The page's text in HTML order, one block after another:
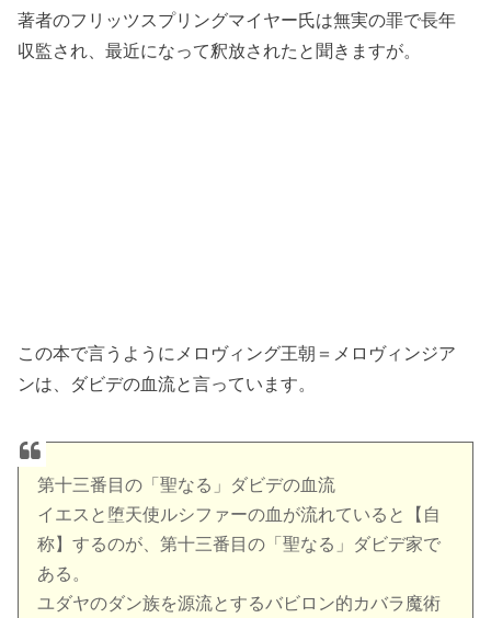
著者のフリッツスプリングマイヤー氏は無実の罪で長年
収監され、最近になって釈放されたと聞きますが。
この本で言うようにメロヴィング王朝＝メロヴィンジア
ンは、ダビデの血流と言っています。
第十三番目の「聖なる」ダビデの血流
イエスと堕天使ルシファーの血が流れていると【自
称】するのが、第十三番目の「聖なる」ダビデ家で
ある。
ユダヤのダン族を源流とするバビロン的カバラ魔術